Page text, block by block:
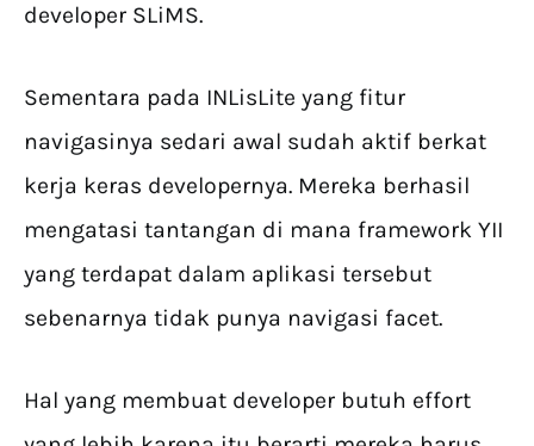
developer SLiMS.
Sementara pada INLisLite yang fitur
navigasinya sedari awal sudah aktif berkat
kerja keras developernya. Mereka berhasil
mengatasi tantangan di mana framework YII
yang terdapat dalam aplikasi tersebut
sebenarnya tidak punya navigasi facet.
Hal yang membuat developer butuh effort